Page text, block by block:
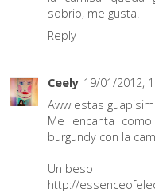
sobrio, me gusta!
Reply
Ceely 19/01/2012,
Aww estas
Me encanta
burgundy con la
Un beso
http://